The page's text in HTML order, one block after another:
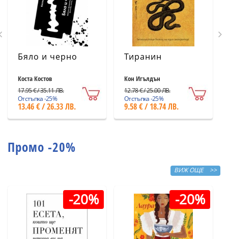
Бяло и черно
Коста Костов
17.95 € / 35.11 ЛВ.
Отстъпка -25%
13.46 € / 26.33 ЛВ.
Тиранин
Кон Игълдън
12.78 € / 25.00 ЛВ.
Отстъпка -25%
9.58 € / 18.74 ЛВ.
Промо -20%
ВИЖ ОЩЕ >>
-20% -20%